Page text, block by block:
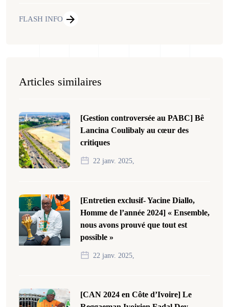
FLASH INFO
Articles similaires
[Gestion controversée au PABC] Bê
Lancina Coulibaly au cœur des
critiques
22 janv. 2025,
[Entretien exclusif- Yacine Diallo,
Homme de l’année 2024] « Ensemble,
nous avons prouvé que tout est
possible »
22 janv. 2025,
[CAN 2024 en Côte d’Ivoire] Le